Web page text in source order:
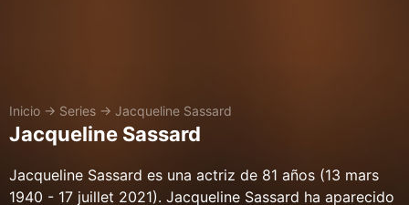
Inicio → Series → Jacqueline Sassard
Jacqueline Sassard
Jacqueline Sassard es una actriz de 81 años (13 mars
1940 - 17 juillet 2021). Jacqueline Sassard ha aparecido